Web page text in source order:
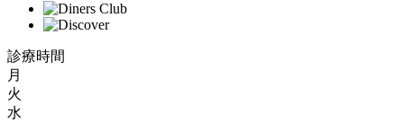
診療時間
月
火
水